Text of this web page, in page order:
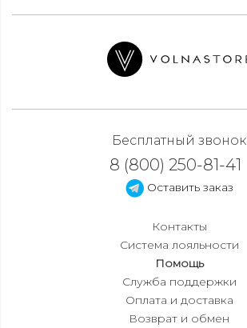
Бесплатный звонок
8 (800) 250-81-41
Оставить заказ
Контакты
Система лояльности
Помощь
Служба поддержки
Оплата и доставка
Возврат и обмен